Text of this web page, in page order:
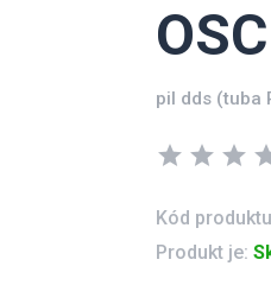
pil dds (tuba
star star star
Kód
Produkt je: